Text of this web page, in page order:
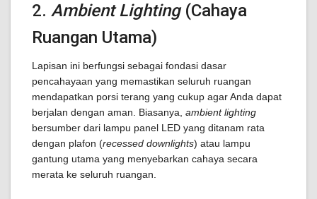
2. Ambient Lighting(Cahaya
Ruangan Utama)
Lapisan ini berfungsi sebagai fondasi dasar
pencahayaan yang memastikan seluruh ruangan
mendapatkan porsi terang yang cukup agar Anda dapat
berjalan dengan aman. Biasanya, ambient lighting
bersumber dari lampu panel LED yang ditanam rata
dengan plafon (recessed downlights) atau lampu
gantung utama yang menyebarkan cahaya secara
merata ke seluruh ruangan.